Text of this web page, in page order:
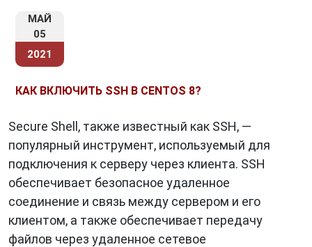
МАЙ
05
2021
КАК ВКЛЮЧИТЬ SSH В CENTOS 8?
Secure Shell, также известный как SSH, —
популярный инструмент, используемый для
подключения к серверу через клиента. SSH
обеспечивает безопасное удаленное
соединение и связь между сервером и его
клиентом, а также обеспечивает передачу
файлов через удаленное сетевое